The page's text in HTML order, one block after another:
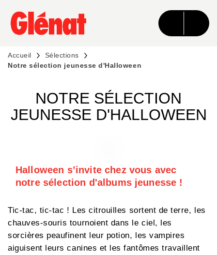
MENU RECHERCHE CONTENU
PIED DE PAGE
Accueil
Sélections
Notre sélection jeunesse d'Halloween
NOTRE SÉLECTION
JEUNESSE D'HALLOWEEN
Halloween s’invite chez vous avec
notre sélection d'albums jeunesse !
Tic-tac, tic-tac ! Les citrouilles sortent de terre, les
chauves-souris tournoient dans le ciel, les
sorcières peaufinent leur potion, les vampires
aiguisent leurs canines et les fantômes travaillent